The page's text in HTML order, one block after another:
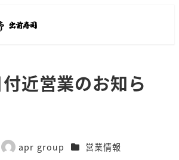
近営業のお知ら
著
apr group カテゴリー
営業情報